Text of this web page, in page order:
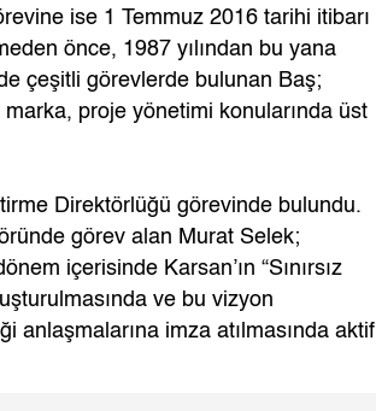
ise 1 Temmuz 2016 tarihi itibarı
önce, 1987 yılından bu yana
çeşitli görevlerde bulunan Baş;
marka, proje yönetimi konularında üst
Direktörlüğü görevinde bulundu.
görev alan Murat Selek;
içerisinde Karsan’ın “Sınırsız
ve bu vizyon
anlaşmalarına imza atılmasında aktif